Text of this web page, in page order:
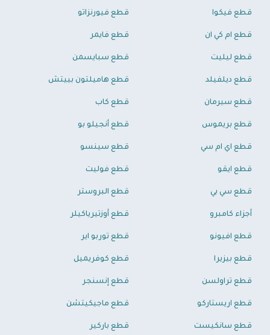
قطع فيكوا قطع فيورنزاتو
قطع ام كي ان قطع فايمر
قطع ليليت قطع سبايسمن
قطع ديلفيلد قطع هاميلتون بييتش
قطع سيرمان قطع كاب
قطع بريموس قطع أنجيلو بو
قطع اي ام سي قطع سينسو
قطع ايقو قطع فوليت
قطع سي بي قطع البروستر
أجزاء كامبرو قطع أوزتيرياكيلر
قطع افيونو قطع توربو اير
قطع بيزيرا قطع كوفريميل
قطع تراولسن قطع إنسنجر
قطع اريستاركو قطع ماجيكيتشن
قطع سانكيست قطع باركير